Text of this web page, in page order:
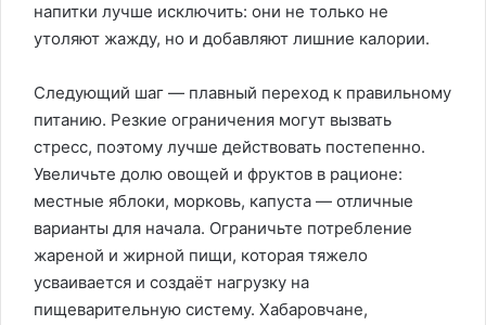
напитки лучше исключить: они не только не
утоляют жажду, но и добавляют лишние калории.
Следующий шаг — плавный переход к правильному
питанию. Резкие ограничения могут вызвать
стресс, поэтому лучше действовать постепенно.
Увеличьте долю овощей и фруктов в рационе:
местные яблоки, морковь, капуста — отличные
варианты для начала. Ограничьте потребление
жареной и жирной пищи, которая тяжело
усваивается и создаёт нагрузку на
пищеварительную систему. Хабаровчане,